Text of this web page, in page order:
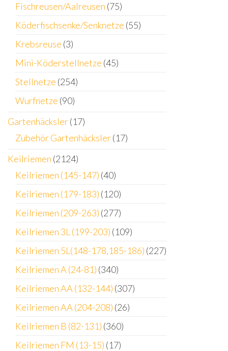
Fischreusen/Aalreusen (75)
Köderfischsenke/Senknetze (55)
Krebsreuse (3)
Mini-Köderstellnetze (45)
Stellnetze (254)
Wurfnetze (90)
Gartenhäcksler(17)
Zubehör Gartenhäcksler(17)
Keilriemen (2124)
Keilriemen (145-147) (40)
Keilriemen (179-183) (120)
Keilriemen (209-263) (277)
Keilriemen 3L (199-203) (109)
Keilriemen 5L(148-178,185-186) (227)
Keilriemen A (24-81) (340)
Keilriemen AA (132-144) (307)
Keilriemen AA (204-208) (26)
Keilriemen B (82-131) (360)
Keilriemen FM (13-15) (17)